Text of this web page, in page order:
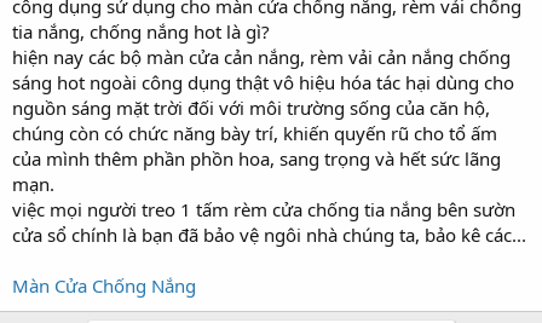
t
e
r
công dụng sử dụng cho màn cửa chống nắng, rèm vải chống
tia nắng, chống nắng hot là gì?
hiện nay các bộ màn cửa cản nắng, rèm vải cản nắng chống
sáng hot ngoài công dụng thật vô hiệu hóa tác hại dùng cho
nguồn sáng mặt trời đối với môi trường sống của căn hộ,
chúng còn có chức năng bày trí, khiến quyến rũ cho tổ ấm
của mình thêm phần phồn hoa, sang trọng và hết sức lãng
mạn.
việc mọi người treo 1 tấm rèm cửa chống tia nắng bên sườn
cửa sổ chính là bạn đã bảo vệ ngôi nhà chúng ta, bảo kê các...
Màn Cửa Chống Nắng